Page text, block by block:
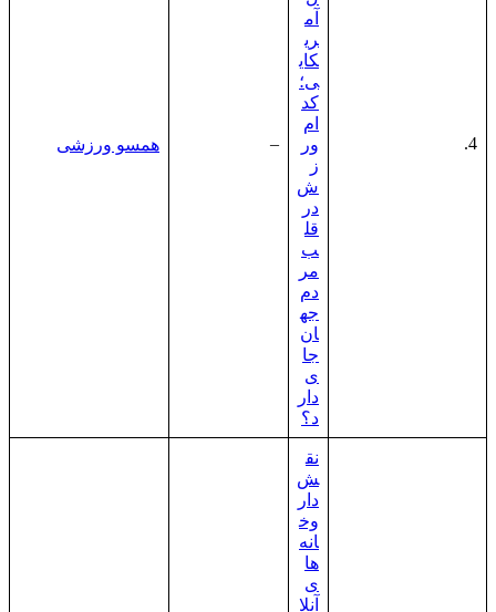
4.
آم
ری
کای
ی؛
کد
ام
ور
ز
ش
در
قل
ب
مر
دم
جه
ان
جا
ی
دار
د؟
– همسو ورزشی
نق
ش
دار
وخ
انه‌
ها
ی
آنلا